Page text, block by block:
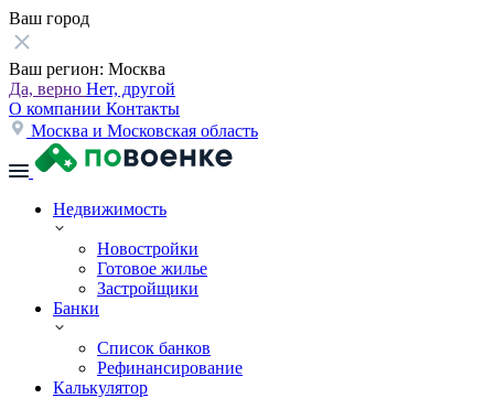
Ваш город
Ваш регион: Москва
Да, верно Нет, другой
О компании Контакты
Москва и Московская область
Недвижимость
Новостройки
Готовое жилье
Застройщики
Банки
Список банков
Рефинансирование
Калькулятор